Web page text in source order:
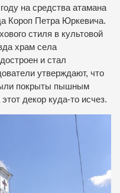
на средства атамана
Короп Петра Юркевича.
стиля в культовой
храм села
и стал
утверждают, что
покрыты пышным
декор куда-то исчез.